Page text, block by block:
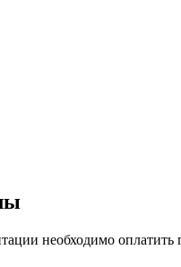
необходимо оплатить